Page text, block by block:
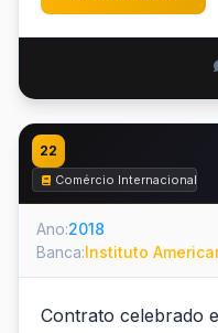
22
Comércio Internacional
Ano:2018
Banca:Instituto
Contrato celebrado